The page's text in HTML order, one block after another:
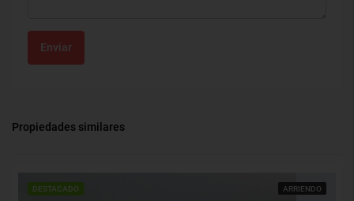
Enviar
Propiedades similares
DESTACADO ARRIENDO